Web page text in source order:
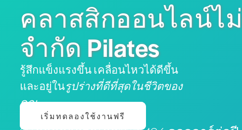
คลาสสิกออนไลน์ไม่
จำกัด Pilates
รู้สึกแข็งแรงขึ้น เคลื่อนไหวได้ดีขึ้น
และอยู่ในรูปร่างที่ดีที่สุดในชีวิตของ
คุณ
เริ่มทดลองใช้งานฟรี